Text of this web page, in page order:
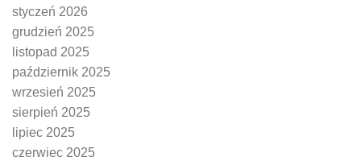
styczeń 2026
grudzień 2025
listopad 2025
październik 2025
wrzesień 2025
sierpień 2025
lipiec 2025
czerwiec 2025